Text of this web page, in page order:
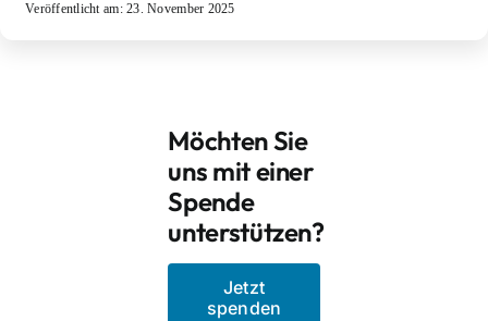
Veröffentlicht am: 23. November 2025
Möchten Sie
uns mit einer
Spende
unterstützen?
Jetzt
spenden